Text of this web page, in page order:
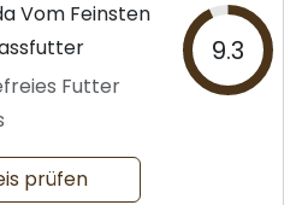
Vom Feinsten
Futter
9.3
prüfen